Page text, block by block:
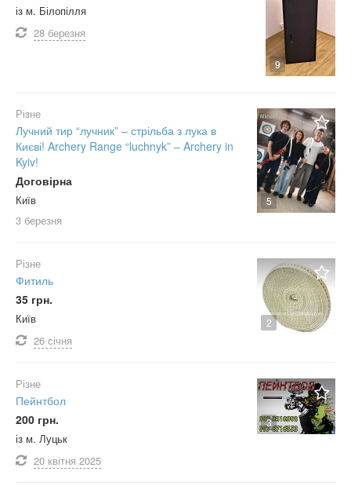
9
із м. Білопілля
28 березня
5
Різне
Лучний тир “лучник” – стрільба з лука в
Києві! Archery Range “luchnyk” – Archery in
Kyiv!
Договірна
Київ
3 березня
2
Різне
Фитиль
35 грн.
Київ
26 січня
3
Різне
Пейнтбол
200 грн.
із м. Луцьк
20 квітня 2025